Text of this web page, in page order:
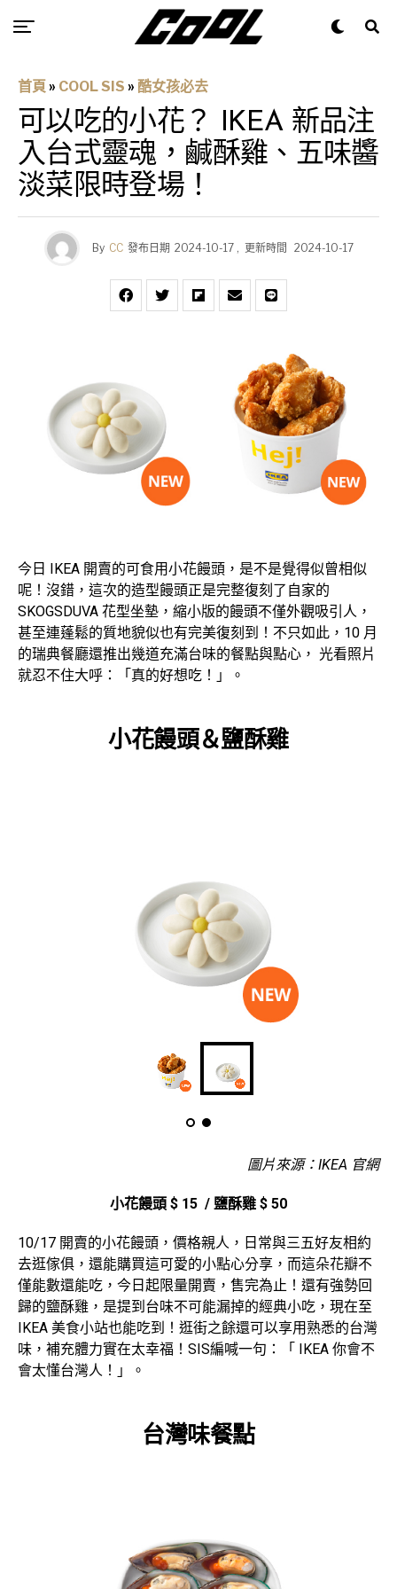
首頁 » COOL SIS » 酷女孩必去
可以吃的小花？ IKEA 新品注
入台式靈魂，鹹酥雞、五味醬
淡菜限時登場！
By CC 發布日期 2024-10-17, 更新時間 2024-10-17
今日 IKEA 開賣的可食用小花饅頭，是不是覺得似曾相似
呢！沒錯，這次的造型饅頭正是完整復刻了自家的
SKOGSDUVA 花型坐墊，縮小版的饅頭不僅外觀吸引人，
甚至連蓬鬆的質地貌似也有完美復刻到！不只如此，10 月
的瑞典餐廳還推出幾道充滿台味的餐點與點心， 光看照片
就忍不住大呼：「真的好想吃！」。
小花饅頭＆鹽酥雞
圖片來源：IKEA 官網
小花饅頭 $ 15 / 鹽酥雞 $ 50
10/17 開賣的小花饅頭，價格親人，日常與三五好友相約
去逛傢俱，還能購買這可愛的小點心分享，而這朵花瓣不
僅能數還能吃，今日起限量開賣，售完為止！還有強勢回
歸的鹽酥雞，是提到台味不可能漏掉的經典小吃，現在至
IKEA 美食小站也能吃到！逛街之餘還可以享用熟悉的台灣
味，補充體力實在太幸福！SIS編喊一句：「 IKEA 你會不
會太懂台灣人！」。
台灣味餐點